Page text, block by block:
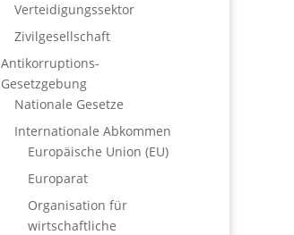
Verteidigungssektor
Zivilgesellschaft
Antikorruptions-
Gesetzgebung
Nationale Gesetze
Internationale Abkommen
Europäische Union (EU)
Europarat
Organisation für
wirtschaftliche